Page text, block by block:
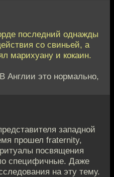
последний однажды
со свиньей, а
марихуану и кокаин.
Англии это нормально,
западной
прошел fraternity,
посвящения
специфичные. Даже
на эту тему.